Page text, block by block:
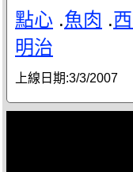
點心 .魚肉 .
明治
上線日期:3/3/2007